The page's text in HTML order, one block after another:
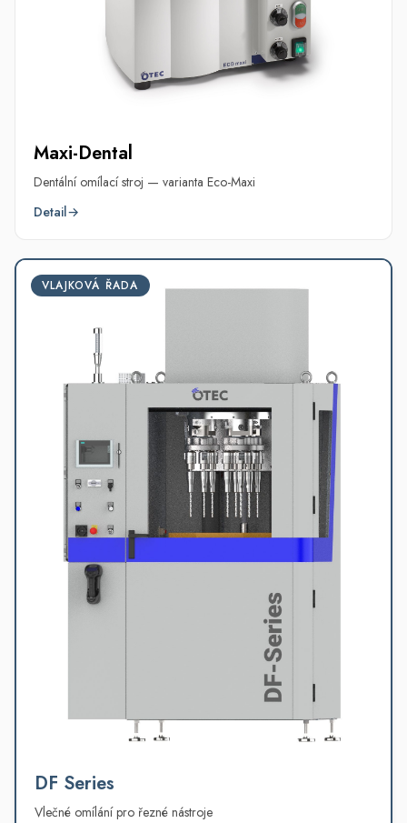
Maxi-Dental
Dentální omílací stroj — varianta Eco-Maxi
Detail→
VLAJKOVÁ ŘADA
DF Series
Vlečné omílání pro řezné nástroje